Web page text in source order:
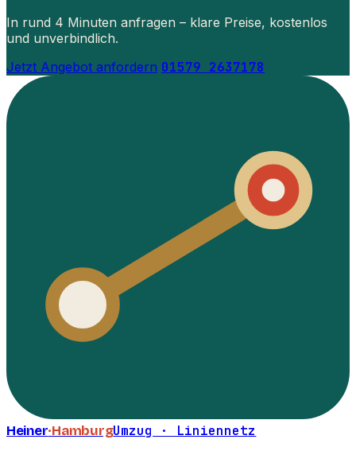
In rund 4 Minuten anfragen – klare Preise, kostenlos
und unverbindlich.
Jetzt Angebot anfordern 01579 2637178
Heiner·HamburgUmzug · Liniennetz